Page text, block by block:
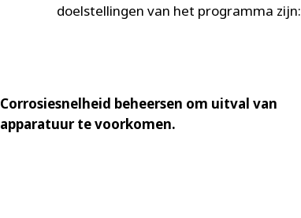
doelstellingen van het programma zijn:
Corrosiesnelheid beheersen om uitval van
apparatuur te voorkomen.